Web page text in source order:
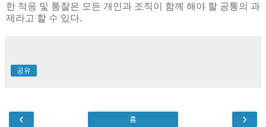
한 적응 및 통찰은 모든 개인과 조직이 함께 해야 할 공통의 과
제라고 할 수 있다.
공유
‹ ›
홈